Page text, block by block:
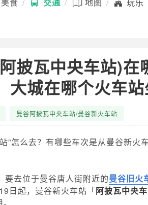
披瓦中央车站)在
大城在哪个火车站
曼谷阿披瓦中央车站/曼谷新火车站
”怎么去？有哪些车次是从曼谷新火
要去位于曼谷唐人街附近的曼谷旧火
日起，曼谷新火车站「阿披瓦中央